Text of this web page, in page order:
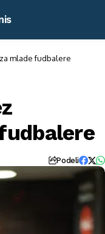
mlade fudbalere
Podeli